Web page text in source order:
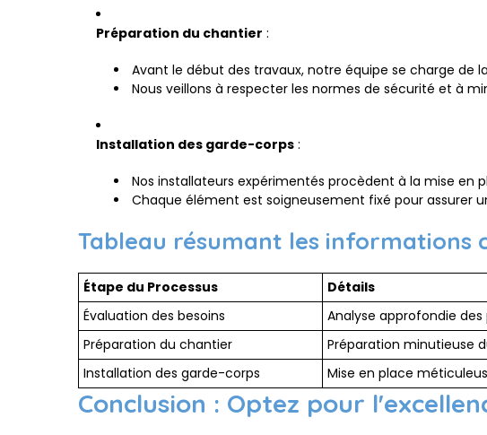
Préparation du chantier :
Avant le début des travaux, notre équipe se charge de
Nous veillons à respecter les normes de sécurité et à
Installation des garde-corps :
Nos installateurs expérimentés procèdent à la mise en
Chaque élément est soigneusement fixé pour assurer
Tableau résumant les informations
Étape du Processus
Détails
Évaluation des besoins
Analyse approfondie
Préparation du chantier
Préparation minutieuse
Installation des garde-corps
Mise en place
Conclusion : Optez pour